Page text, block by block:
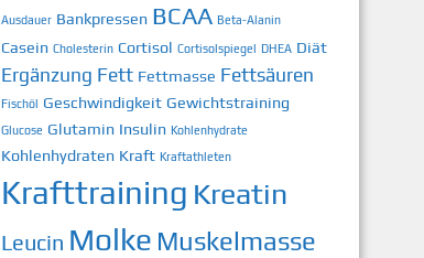
Ausdauer Bankpressen BCAA Beta-Alanin
Casein Cholesterin Cortisol Cortisolspiegel DHEA Diät
Ergänzung Fett Fettmasse Fettsäuren
Fischöl Geschwindigkeit Gewichtstraining
Glucose Glutamin Insulin Kohlenhydrate
Kohlenhydraten Kraft Kraftathleten
Krafttraining Kreatin
Leucin Molke Muskelmasse